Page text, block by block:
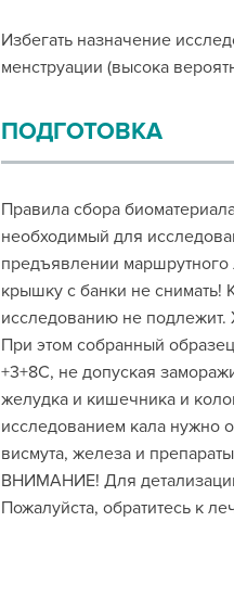
Избегать назначение
менструации (высока
ПОДГОТОВКА
Правила сбора
необходимый для
предъявлении маршрутного
крышку с банки не
исследованию не подлежит.
При этом собранный
+3+8С, не допуская
желудка и кишечника и
исследованием кала нужно
висмута, железа и
ВНИМАНИЕ! Для
Пожалуйста, обратитесь к